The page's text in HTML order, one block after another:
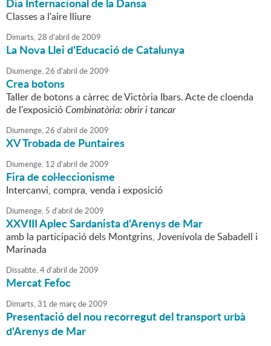
Dia Internacional de la Dansa
Classes a l'aire lliure
Dimarts,28 d'abril de2009
La Nova Llei d'Educació de Catalunya
Diumenge,26 d'abril de2009
Crea botons
Taller de botons a càrrec de Victòria Ibars. Acte de cloenda
de l'exposicióCombinatòria: obrir i tancar
Diumenge,26 d'abril de2009
XV Trobada de Puntaires
Diumenge, 12 d'abril de2009
Fira de col·leccionisme
Intercanvi, compra, venda i exposició
Diumenge, 5 d'abril de2009
XXVIII Aplec Sardanista d'Arenys de Mar
amb la participació dels Montgrins, Jovenívola de Sabadell i
Marinada
Dissabte,4d'abril de2009
Mercat Fefoc
Dimarts,31 de marçde2009
Presentació del nou recorregut del transport urbà
d'Arenys de Mar